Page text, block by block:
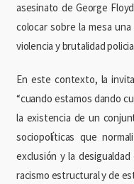
asesinato de George
colocar sobre la mesa
violencia y brutalidad
En este contexto, la
“cuando estamos dando
la existencia de un
sociopolíticas que
exclusión y la
racismo estructural y de